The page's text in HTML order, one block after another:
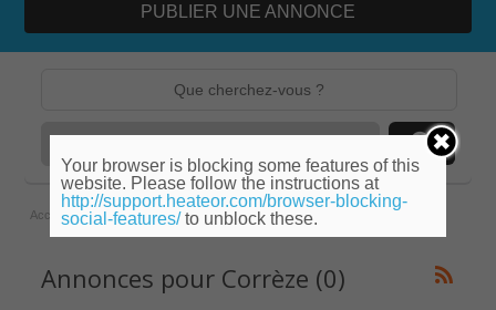
PUBLIER UNE ANNONCE
Accueil » Limousin » Corrèze
Annonces pour Corrèze (0)
Your browser is blocking some features of this
website. Please follow the instructions at
http://support.heateor.com/browser-blocking-
social-features/to unblock these.